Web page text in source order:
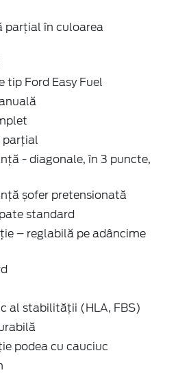
parțial în culoarea
tip Ford Easy Fuel
parţial
- diagonale, în 3 puncte,
șofer pretensionată
standard
– reglabilă pe adâncime
al stabilității (HLA, FBS)
podea cu cauciuc